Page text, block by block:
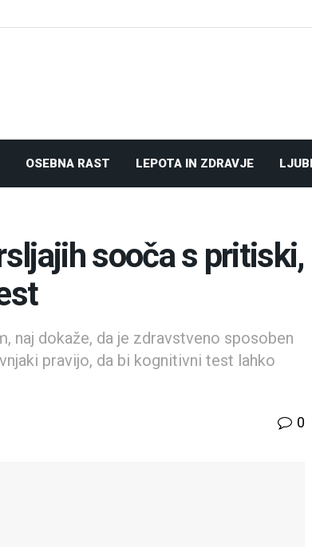
OSEBNA RAST LEPOTA IN ZDRAVJE
sooča s pritiski,
naj dokaže, da je zdravstveno sposoben
pravijo, da bi kognitivni test lahko
0